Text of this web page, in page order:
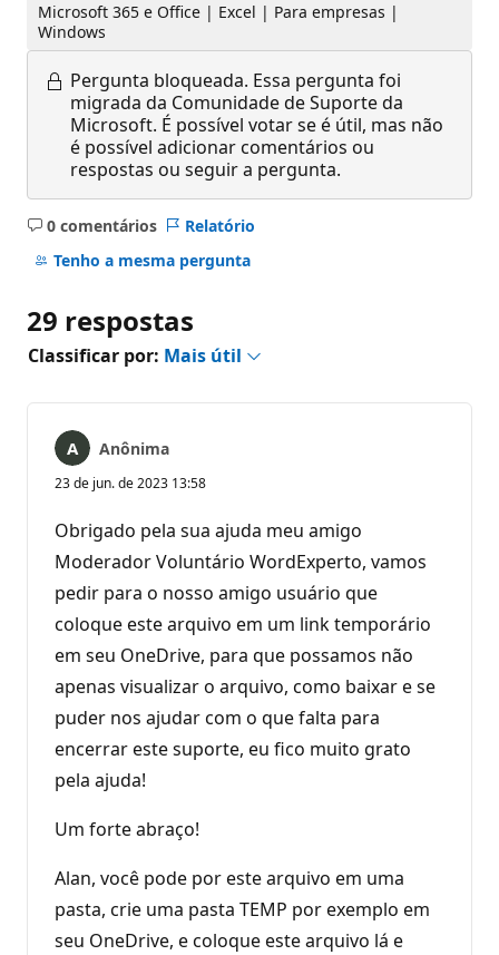
Microsoft 365 e Office | Excel | Para empresas |
Windows
Pergunta bloqueada. Essa pergunta foi
migrada da Comunidade de Suporte da
Microsoft. É possível votar se é útil, mas não
é possível adicionar comentários ou
respostas ou seguir a pergunta.
0 comentários
Sem
comentários
Relatório
Tenho a mesma pergunta
29 respostas
Classificar por: Mais útil
Anônima
23 de jun. de 2023 13:58
Obrigado pela sua ajuda meu amigo
Moderador Voluntário WordExperto, vamos
pedir para o nosso amigo usuário que
coloque este arquivo em um link temporário
em seu OneDrive, para que possamos não
apenas visualizar o arquivo, como baixar e se
puder nos ajudar com o que falta para
encerrar este suporte, eu fico muito grato
pela ajuda!
Um forte abraço!
Alan, você pode por este arquivo em uma
pasta, crie uma pasta TEMP por exemplo em
seu OneDrive, e coloque este arquivo lá e